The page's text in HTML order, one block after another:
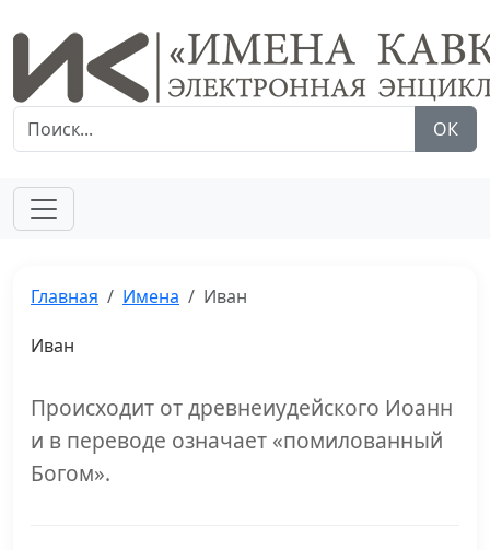
ОК
Главная Имена Иван
Иван
Происходит от древнеиудейского Иоанн
и в переводе означает «помилованный
Богом».